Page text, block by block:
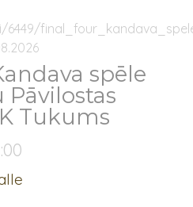
6449/
spēle
Pāvilostas
Tukums